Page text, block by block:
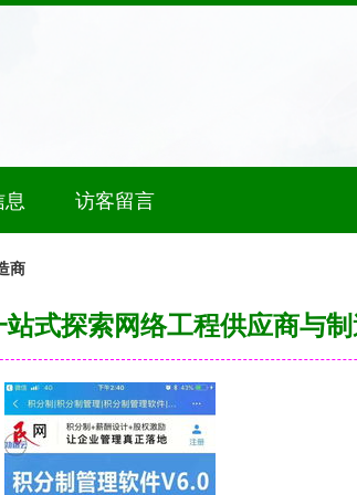
息 访客留言
商
站式探索网络工程供应商与